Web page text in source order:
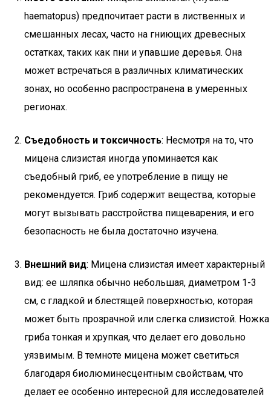
haematopus) предпочитает расти в лиственных и
смешанных лесах, часто на гниющих древесных
остатках, таких как пни и упавшие деревья. Она
может встречаться в различных климатических
зонах, но особенно распространена в умеренных
регионах.
Съедобность и токсичность: Несмотря на то, что
мицена слизистая иногда упоминается как
съедобный гриб, ее употребление в пищу не
рекомендуется. Гриб содержит вещества, которые
могут вызывать расстройства пищеварения, и его
безопасность не была достаточно изучена.
Внешний вид: Мицена слизистая имеет характерный
вид: ее шляпка обычно небольшая, диаметром 1-3
см, с гладкой и блестящей поверхностью, которая
может быть прозрачной или слегка слизистой. Ножка
гриба тонкая и хрупкая, что делает его довольно
уязвимым. В темноте мицена может светиться
благодаря биолюминесцентным свойствам, что
делает ее особенно интересной для исследователей